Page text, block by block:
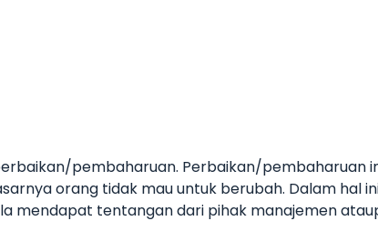
pembaharuan. Perbaikan/pembaharuan
orang tidak mau untuk berubah. Dalam
mendapat tentangan dari pihak manajemen